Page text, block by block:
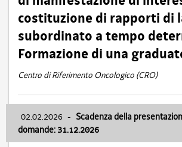
costituzione di rapporti di
subordinato a tempo
Formazione di una
Centro di Riferimento Oncologico (CRO)
02.02.2026 - Scadenza della
domande: 31.12.2026